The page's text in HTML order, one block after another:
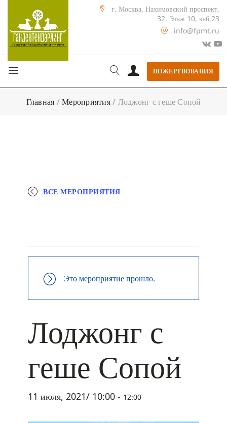
г. Москва, Нахимовский проспект,
32. Этаж 10, каб.23
info@fpmt.ru
ПОЖЕРТВОВАНИЯ
Главная /Мероприятия/ Лоджонг с геше Сопой
ВСЕ МЕРОПРИЯТИЯ
Это мероприятие прошло.
Лоджонг с
геше Сопой
11 июля, 2021/ 10:00 - 12:00